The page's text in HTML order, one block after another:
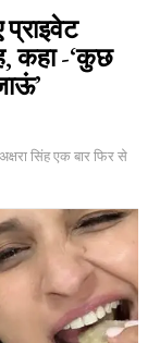
कहा -‘कुछ
सिंह एक बार फिर से